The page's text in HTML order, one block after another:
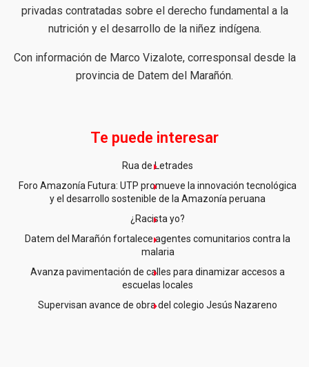
privadas contratadas sobre el derecho fundamental a la
nutrición y el desarrollo de la niñez indígena.
Con información de Marco Vizalote, corresponsal desde la
provincia de Datem del Marañón.
Te puede interesar
Rua de Letrades
Foro Amazonía Futura: UTP promueve la innovación tecnológica
y el desarrollo sostenible de la Amazonía peruana
¿Racista yo?
Datem del Marañón fortalece agentes comunitarios contra la
malaria
Avanza pavimentación de calles para dinamizar accesos a
escuelas locales
Supervisan avance de obra del colegio Jesús Nazareno